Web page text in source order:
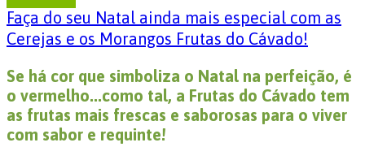
Faça do seu Natal ainda mais especial com as
Cerejas e os Morangos Frutas do Cávado!
Se há cor que simboliza o Natal na perfeição, é
o vermelho...como tal, a Frutas do Cávado tem
as frutas mais frescas e saborosas para o viver
com sabor e requinte!